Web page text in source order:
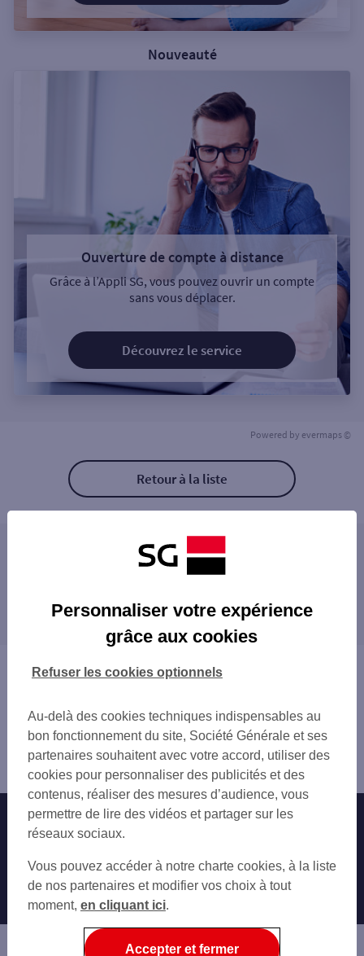
Nouveauté
Ouverture de compte à distance
Grâce à l’Appli SG, vous pouvez ouvrir un compte
sans vous déplacer.
Découvrez le service
Powered by evermaps ©
Retour à la liste
Les distributeurs/automates à proximité
NEUVES MAISONS 8 RUE ROGER SALENGRO
HOUDEMONT
VANDOEUVRE LES NANCY RES MONTET-EUR
LAXOU 11 AV DE LA RESISTANCE
NANCY 5 RUE SAINT LEON
NANCY GOD DE BOUILLON
GARE SNCF NANCY
JARVILLE LA MALGRANGE 113 RUE DE LA
NANCY BONSECOURS
NANCY 8 RUE SAINT JEAN
NANCY
NANCY 31 RUE GUSTAVE SIMON
NANCY 44 RUE DES DOMINICAINS
NANCY 20 R DU FBG DES 3 MAISO
NANCY 15 BD DE LA MOTHE
proximité
VILLERS-LÈS-NANCY
LAXOU
TOUL
DOMBASLE-SUR-MEURTHE
Vous êtes ici : Accueil
Chaligny
Distributeur/automate CHALIGNY 1 PL DES TRICOTERIES
Nos engagements Nous contacter
Autres sites SG
Professionnels
Entreprises
Associations
Personnaliser votre expérience
grâce aux cookies
Au-delà des cookies techniques indispensables au
bon fonctionnement du site, Société Générale et ses
partenaires souhaitent avec votre accord, utiliser des
cookies pour personnaliser des publicités et des
contenus, réaliser des mesures d’audience, vous
permettre de lire des vidéos et partager sur les
réseaux sociaux.
Vous pouvez accéder à notre charte cookies, à la liste
de nos partenaires et modifier vos choix à tout
moment, en cliquant ici.
Refuser les cookies optionnels
Accepter et fermer